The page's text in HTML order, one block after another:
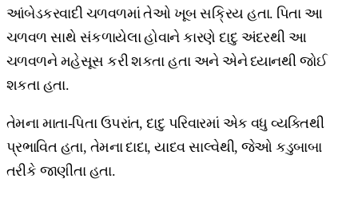
આંબેડકરવાદી ચળવળમાં તેઓ ખૂબ સક્રિય હતા. પિતા આ
ચળવળ સાથે સંકળાયેલા હોવાને કારણે દાદુ અંદરથી આ
ચળવળને મહેસૂસ કરી શકતા હતા અને એને ધ્યાનથી જોઈ
શકતા હતા.
તેમના માતા-પિતા ઉપરાંત, દાદુ પરિવારમાં એક વધુ વ્યક્તિથી
પ્રભાવિત હતા, તેમના દાદા, યાદવ સાલ્વેથી, જેઓ કડુબાબા
તરીકે જાણીતા હતા.